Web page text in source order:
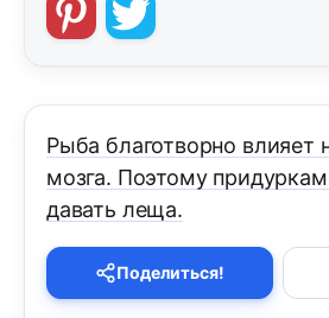
Рыба благотворно влияет
мозга. Поэтому
давать леща.
Поделиться!